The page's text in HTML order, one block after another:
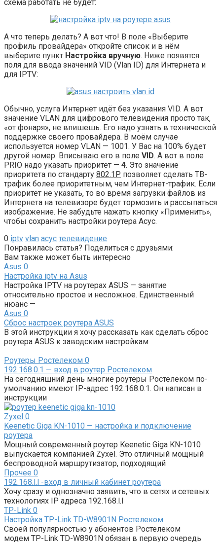
схема работать не будет:
А что теперь делать? А вот что! В поле «Выберите
профиль провайдера» откройте список и в нём
выберите пункт Настройка вручную. Ниже появятся
поля для ввода значений VID (Vlan ID) для Интернета и
для IPTV:
Обычно, услуга Интернет идёт без указания VID. А вот
значение VLAN для цифрового телевидения просто так,
«от фонаря», не впишешь. Его надо узнать в технической
поддержке своего провайдера. В моём случае
используется номер VLAN — 1001. У Вас на 100% будет
другой номер. Вписываю его в поле VID. А вот в поле
PRIO надо указать приоритет — 4. Это значение
приоритета по стандарту 802.1P позволяет сделать ТВ-
трафик более приоритетным, чем Интернет-трафик. Если
приоритет не указать, то во время загрузки файлов из
Интернета на телевизоре будет тормозить и рассыпаться
изображение. Не забудьте нажать кнопку «Применить»,
чтобы сохранить настройки роутера Асус.
0 iptv vlan асус телевидение
Понравилась статья? Поделиться с друзьями:
Вам также может быть интересно
Asus 0
Настройка iptv на Asus
Настройка IPTV на роутерах ASUS — занятие
относительно простое и несложное. Единственный
нюанс —
Asus 0
Сброс настроек роутера ASUS
В этой инструкции я хочу рассказать как сделать сброс
роутера ASUS к заводским настройкам
Роутеры Ростелеком 0
192.168.0.1 — вход в роутер Ростелеком
На сегодняшний день многие роутеры Ростелеком по-
умолчанию имеют IP-адрес 192.168.0.1. Он написан в
инструкции
Zyxel 0
Keenetic Giga KN-1010 — настройка и подключение
роутера
Мощный современный роутер Keenetic Giga KN-1010
выпускается компанией Zyxel. Это отличный мощный
беспроводной маршрутизатор, подходящий
Прочее 0
192.168.l.l -вход в личный кабинет роутера
Хочу сразу и однозначно заявить, что в сетях и сетевых
технологиях IP адреса 192.168.l.l
TP-Link 0
Настройка TP-Link TD-W8901N Ростелеком
Своей популярностью у абонентов Ростелеком
модем TP-Link TD-W8901N обязан в первую очередь